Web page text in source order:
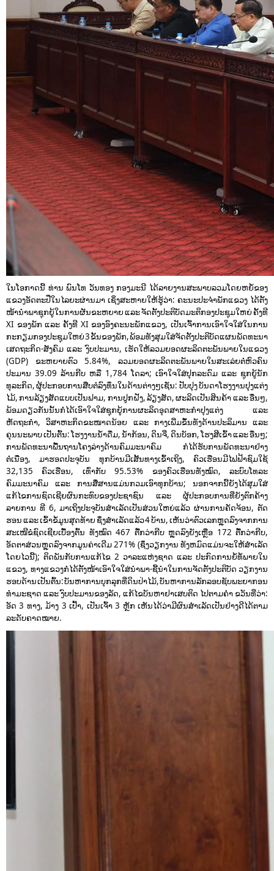
ໃນໂອກາດນີ້ ທ່ານ ພົນໂທ ວັນທອງ ກອງມະນີ ໄດ້ລາຍງານສະພາບລວມໂດຍຫຍໍ້ຂອງ
ແຂວງອັດຕະປືໃນໄລຍະຜ່ານມາ ເຊິ່ງສະຫາຍໃຫ້ຮູ້ວ່າ: ຄະນະປະຈຳພັກແຂວງ ໄດ້ຕັ້ງ
ໜ້ານໍາພາຊຸກຍູ້ໃນການຜັນຂະຫຍາຍ ແລະ ຈັດຕັ້ງປະຕິບັດມະຕິກອງປະຊຸມໃຫຍ່ ຄັ້ງທີ
XI ຂອງພັກ ແລະ ຄັ້ງທີ XI ຂອງອົງຄະນະພັກແຂວງ, ເປັນເຈົ້າການເອົາໃຈໃສ່ໃນການ
ກະກຽມກອງປະຊຸມໃຫຍ່ 3 ຂັ້ນຂອງພັກ, ພ້ອມທັງສຸມໃສ່ຈັດຕັ້ງປະຕິບັດແຜນພັດທະນາ
ເສດຖະກິດ-ສັງຄົມ ແລະ ງົບປະມານ, ເຮັດໃຫ້ລວມຍອດຜະລິດຕະພັນພາຍໃນແຂວງ
(GDP) ຂະຫຍາຍຕົວ 5.84%, ລວມຍອດຜະລິດຕະພັນພາຍໃນສະເລ່ຍຕໍ່ຫົວຄົນ
ປະມານ 39.09 ລ້ານກີບ ຫລື 1,784 ໂດລາ; ເອົາໃຈໃສ່ປຸກລະດົມ ແລະ ຊຸກຍູ້ນັກ
ທຸລະກິດ, ຜູ້ປະກອບການສືບຕໍ່ລົງທຶນໃນດ້ານຕ່າງໆເຊັ່ນ: ປັບປຸງ ບັນດາໂຮງງານປຸງແຕ່ງ
ໄມ້, ການລ້ຽງສັດແບບເປັນຟາມ, ການປູກຝັງ, ລ້ຽງສັດ, ຜະລິດເປັນສິນຄ້າ ແລະ ອື່ນໆ,
ພ້ອມດຽວກັນນັ້ນກໍ່ໄດ້ເອົາໃຈໃສ່ຊຸກຍູ້ການຜະລິດອຸດສາຫະກຳປຸງແຕ່ງ ແລະ
ຫັດຖະກຳ, ວິສາຫະກິດຂະໜາດນ້ອຍ ແລະ ກາງເພີ່ມຂຶ້ນທັງດ້ານປະລິມານ ແລະ
ຄຸນນະພາບ ເປັນຕົ້ນ: ໂຮງງານນໍ້າດື່ມ, ນໍ້າກ້ອນ, ດິນຈີ່, ດິນບັອກ, ໂຮງສີເຂົ້າ ແລະ ອື່ນໆ;
ການພັດທະນາພື້ນຖານໂຄງລ່າງດ້ານຄົມມະນາຄົມ ກໍ່ໄດ້ຮັບການພັດທະນາຢ່າງ
ຕໍ່ເນື່ອງ, ມາຮອດປະຈຸບັນ ທຸກບ້ານມີເສັ້ນທາງເຂົ້າເຖິງ, ຄົວເຮືອນມີໄຟຟ້າຊົມໃຊ້
32,135 ຄົວເຮືອນ, ເທົ່າກັບ 95.53% ຂອງຄົວເຮືອນທັງໝົດ, ລະບົບໂທລະ
ຄົມມະນາຄົມ ແລະ ການສື່ສານແມ່ນກວມເອົາທຸກບ້ານ; ນອກຈາກນີ້ຍັງໄດ້ສຸມໃສ່
ແກ້ໄຂການຊົດເຊີຍຜົນກະທົບຂອງປະຊາຊົນ ແລະ ຜູ້ປະກອບການທີ່ຍັງຕົກຄ້າງ
ລາຍການ ທີ 6, ມາເຖິງປະຈຸບັນສໍາເລັດເປັນສ່ວນໃຫຍ່ແລ້ວ ຜ່ານການຄັດຈ້ອນ, ຕັດ
ຮອນ ແລະ ເຂົ້າຂໍ້ມູນສຸດທ້າຍ ຊຶ່ງສໍາເລັດແລ້ວ 4 ບ້ານ, ເຫັນວ່າຕົວເລກຫຼຸດລົງຈາກການ
ສະເໜີຂໍຊົດເຊີຍເບື້ອງຕົ້ນ ທັງໝົດ 467 ຕື້ກວ່າກີບ ຫຼຸດລົງຍັງເຫຼືອ 172 ຕື້ກວ່າກີບ,
ອັດຕາສ່ວນຫຼຸດລົງຈາກມູນຄ່າເດີມ 271% (ຊຶ່ງວຽກງານ ທັງຫມົດແມ່ນຈະໃຫ້ສໍາເລັດ
ໂດຍໄວນີ້); ຕິດພັນກັບການແກ້ໄຂ 2 ວາລະແຫ່ງຊາດ ແລະ ປະກົດການຍໍ້ທໍ້ພາຍໃນ
ແຂວງ, ທາງແຂວງກໍ່ໄດ້ຕັ້ງໜ້າເອົາໃຈໃສ່ນຳພາ-ຊີ້ນໍາໃນການຈັດຕັ້ງປະຕິບັດ ວຽກງານ
ຮອບດ້ານ ເປັນຕົ້ນ: ບັນຫາການບຸກລຸກທີ່ດິນປ່າໄມ້, ບັນຫາການລັກລອບຊັບພະຍາກອນ
ທຳມະຊາດ ແລະ ງົບປະມານຂອງລັດ, ແກ້ໄຂບັນຫາຢາເສບຕິດ ໄປຕາມຄໍາ ຂວັນທີ່ວ່າ:
ອັດ 3 ທາງ, ມ້າງ 3 ເປົ້າ, ເປັນເຈົ້າ 3 ຫຼັກ ເຫັນໄດ້ວ່າມີຜົນສໍາເລັດເປັນຢ່າງດີໄດ້ຕາມ
ລະດັບຄາດໝາຍ.